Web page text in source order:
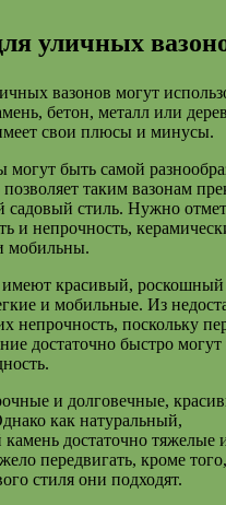
уличных
вазонов могут
бетон, металл или
свои плюсы и минусы.
могут быть самой
таким вазонам
садовый стиль. Нужно
и непрочность,
мобильны.
красивый,
и мобильные. Из
непрочность, поскольку
достаточно быстро могут
и долговечные,
как натуральный,
достаточно тяжелые
передвигать, кроме того,
стиля они подходят.